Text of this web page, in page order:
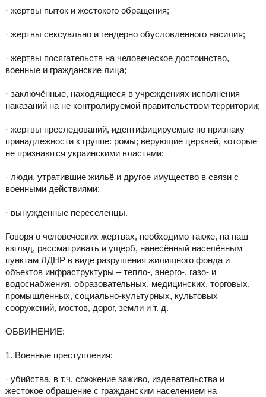
· жертвы пыток и жестокого обращения;
· жертвы сексуально и гендерно обусловленного насилия;
· жертвы посягательств на человеческое достоинство,
военные и гражданские лица;
· заключённые, находящиеся в учреждениях исполнения
наказаний на не контролируемой правительством территории;
· жертвы преследований, идентифицируемые по признаку
принадлежности к группе: ромы; верующие церквей, которые
не признаются украинскими властями;
· люди, утратившие жильё и другое имущество в связи с
военными действиями;
· вынужденные переселенцы.
Говоря о человеческих жертвах, необходимо также, на наш
взгляд, рассматривать и ущерб, нанесённый населённым
пунктам ЛДНР в виде разрушения жилищного фонда и
объектов инфраструктуры – тепло-, энерго-, газо- и
водоснабжения, образовательных, медицинских, торговых,
промышленных, социально-культурных, культовых
сооружений, мостов, дорог, земли и т. д.
ОБВИНЕНИЕ:
1. Военные преступления:
· убийства, в т.ч. сожжение заживо, издевательства и
жестокое обращение с гражданским населением на